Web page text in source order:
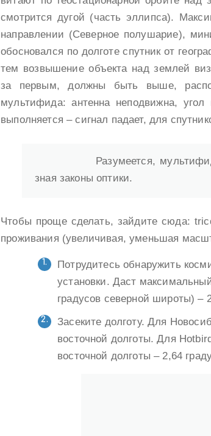
смотрится дугой (часть эллипса).
направлении (Северное полушарие),
обосновался по долготе спутник от
тем возвышение объекта над землей
за первым, должны быть выше,
мультифида: антенна неподвижна,
выполняется – сигнал падает, для
Разумеется,
зная законы оптики.
Чтобы проще сделать, зайдите сюда:
проживания (увеличивая, уменьшая
Потрудитесь обнаружить
установки. Даст
градусов северной широты) –
Засеките долготу. Для
восточной долготы. Для
восточной долготы – 2,64